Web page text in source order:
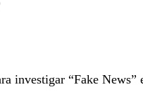
investigar “Fake News”